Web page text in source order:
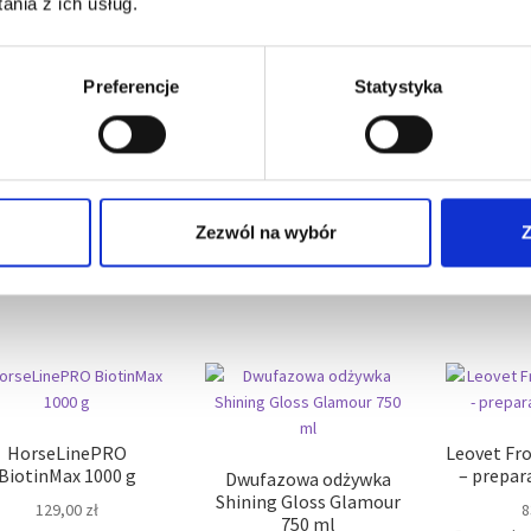
Preferencje Statystyka
Zezwól na wybór
Hoof 400 ml z
pędzelkiem
162,50
ml
614,41zł
Cena
Dodaj
HorseLinePRO
BiotinMax 1000 g
129,00 zł
Dwufazowa odżywka
Shining Gloss Glamour
750 ml
Leovet
–